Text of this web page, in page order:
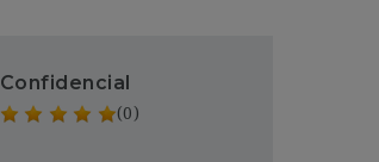
Confidencial
(0)